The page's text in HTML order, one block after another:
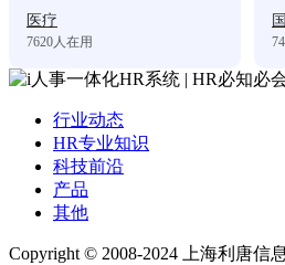
医疗
7620人在用
行业动态
HR专业知识
科技前沿
产品
其他
Copyright © 2008-2024 上海利唐信